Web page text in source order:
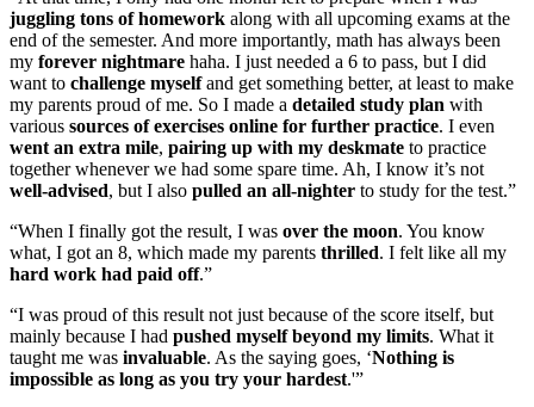
juggling tons of homework along with all upcoming exams at the
end of the semester. And more importantly, math has always been
my forever nightmare haha. I just needed a 6 to pass, but I did
want to challenge myselfand get something better, at least to make
my parents proud of me. So I made a detailed study plan with
various sources of exercises online for further practice. I even
went an extra mile, pairing up with my deskmate to practice
together whenever we had some spare time. Ah, I know it’s not
well-advised, but I also pulled an all-nighter to study for the test.”
“When I finally got the result, I was over the moon. You know
what, I got an 8, which made my parents thrilled. I felt like all my
hard work had paid off.”
“I was proud of this result not just because of the score itself, but
mainly because I had pushed myself beyond my limits. What it
taught me was invaluable. As the saying goes, ‘Nothing is
impossible as long as you try your hardest.'”